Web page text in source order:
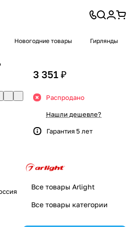
Новогодние товары Гирлянды
3 351 ₽
Распродано
Нашли дешевле?
Гарантия 5 лет
Все товары Arlight
Все товары категории